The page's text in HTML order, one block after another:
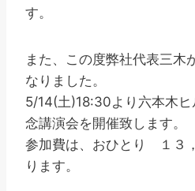
す。
また、この度弊社代表三木
なりました。
5/14(土)18:30より六本木
念講演会を開催致します。
参加費は、おひとり １３
ります。